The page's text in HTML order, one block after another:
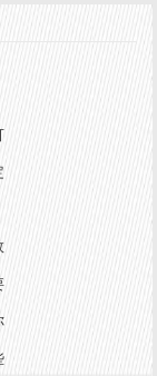
因此防晒是
要涂抹防晒
分的产品。
产品，选择
质可以帮助
过度去角
素E的食物，
色素的生
油腻和刺激